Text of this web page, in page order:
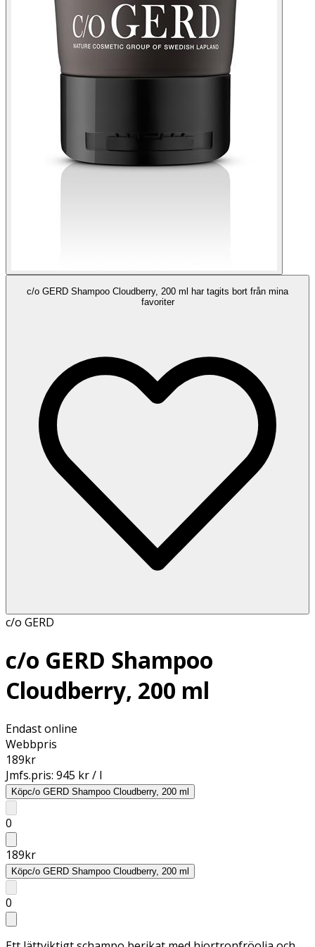
c/o GERD Shampoo Cloudberry, 200 ml har tagits bort från mina
favoriter
c/o GERD
c/o GERD Shampoo
Cloudberry, 200 ml
Endast online
Webbpris
189kr
Jmfs.pris: 945 kr / l
Köpc/o GERD Shampoo Cloudberry, 200 ml
0
189kr
Köpc/o GERD Shampoo Cloudberry, 200 ml
0